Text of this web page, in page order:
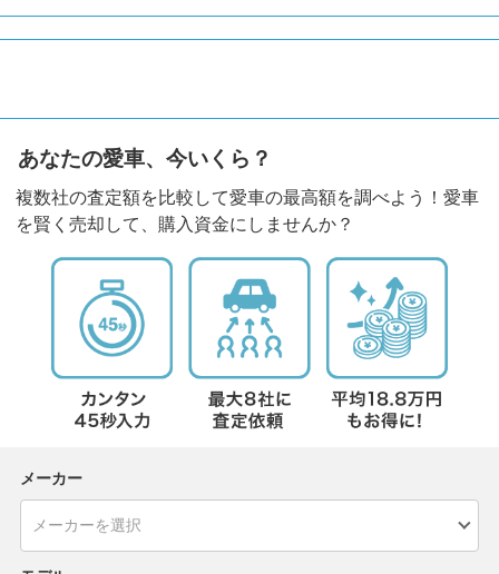
あなたの愛車、今いくら？
複数社の査定額を比較して愛車の最高額を調べよう！愛車
を賢く売却して、購入資金にしませんか？
メーカー